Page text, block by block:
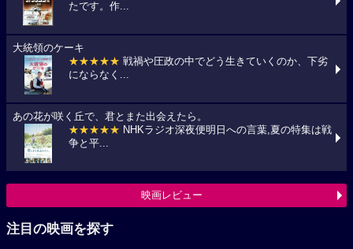
たです。作...
大統領のケーキ
★★★★★ 戦禍や圧政の中でどう生きていくのか、下劣
にならなく...
あの花が咲く丘で、君とまた出会えたら。
★★★★★ NHKラジオ深夜便明日への言葉,夏の特集は戦
争と平...
映画レビュー
注目の映画を探す